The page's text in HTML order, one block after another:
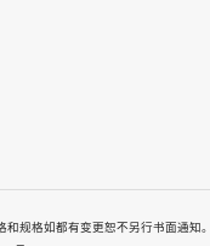
格如都有变更恕不另行书面通